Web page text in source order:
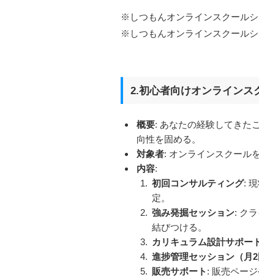
※しつもんオンラインスクール
※しつもんオンラインスクール
2.初心者向けオンラインス
概要: あなたの経験してきた
向性を固める。
対象者: オンラインスクール
内容:
初回コンサルティング:
定。
強み発掘セッション: ク
結びつける。
カリキュラム設計サポー
進捗管理セッション（月2
販売サポート : 販売ペー